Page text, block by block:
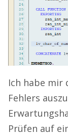
Ich habe mir
Fehlers
Prüfen auf